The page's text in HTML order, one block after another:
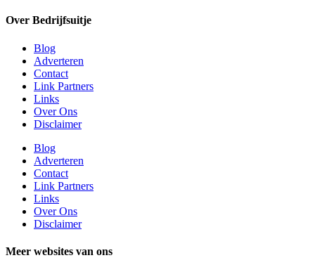
Over Bedrijfsuitje
Blog
Adverteren
Contact
Link Partners
Links
Over Ons
Disclaimer
Blog
Adverteren
Contact
Link Partners
Links
Over Ons
Disclaimer
Meer websites van ons